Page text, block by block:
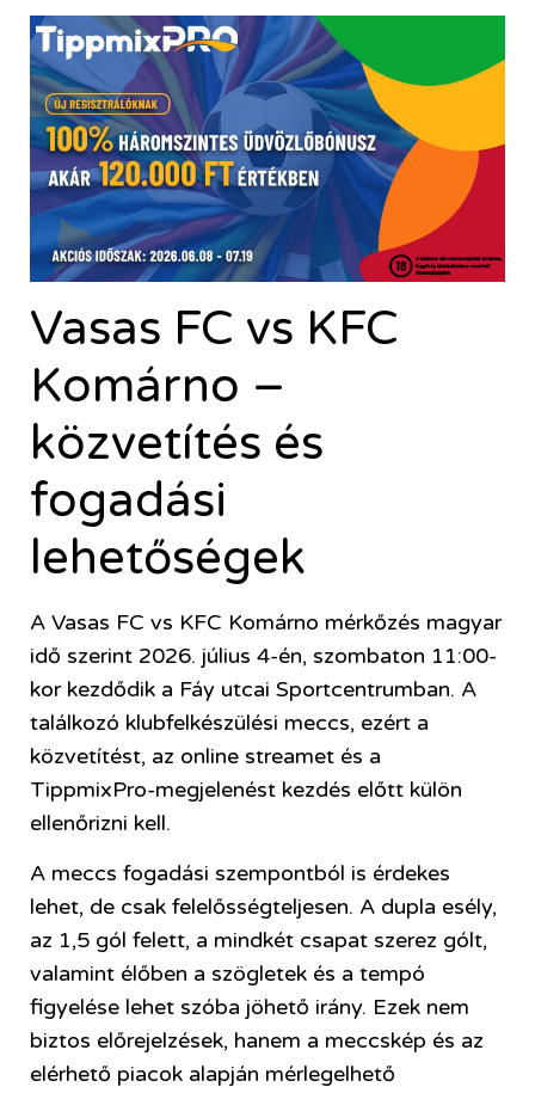
Vasas FC vs KFC
Komárno –
közvetítés és
fogadási
lehetőségek
A Vasas FC vs KFC Komárno mérkőzés magyar
idő szerint 2026. július 4-én, szombaton 11:00-
kor kezdődik a Fáy utcai Sportcentrumban. A
találkozó klubfelkészülési meccs, ezért a
közvetítést, az online streamet és a
TippmixPro-megjelenést kezdés előtt külön
ellenőrizni kell.
A meccs fogadási szempontból is érdekes
lehet, de csak felelősségteljesen. A dupla esély,
az 1,5 gól felett, a mindkét csapat szerez gólt,
valamint élőben a szögletek és a tempó
figyelése lehet szóba jöhető irány. Ezek nem
biztos előrejelzések, hanem a meccskép és az
elérhető piacok alapján mérlegelhető